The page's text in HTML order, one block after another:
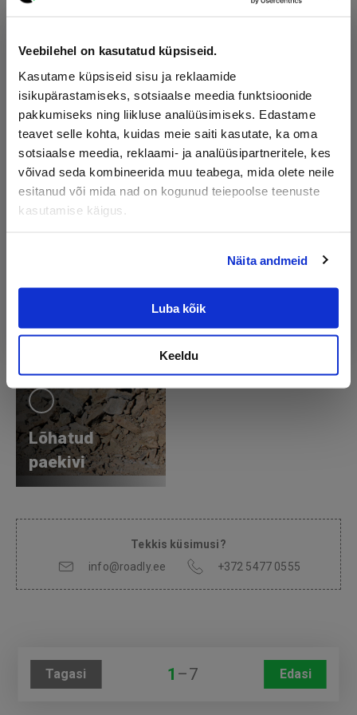
Veebilehel on kasutatud küpsiseid.
Kasutame küpsiseid sisu ja reklaamide
isikupärastamiseks, sotsiaalse meedia funktsioonide
pakkumiseks ning liikluse analüüsimiseks. Edastame
teavet selle kohta, kuidas meie saiti kasutate, ka oma
sotsiaalse meedia, reklaami- ja analüüsipartneritele, kes
võivad seda kombineerida muu teabega, mida olete neile
esitanud või mida nad on kogunud teiepoolse teenuste
kasutamise käigus.
Näita andmeid
Luba kõik
Keeldu
Dekoratiivkivi Kruus
Muld Freesasfalt
Lõhatud
paekivi
Tagasi 1 –7 Edasi
Tekkis küsimusi?
info@roadly.ee
+372 5477 0555